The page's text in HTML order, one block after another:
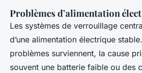
Problèmes d’alimentation
Les systèmes de verrouillage
d’une alimentation électrique
problèmes surviennent, la cause
souvent une batterie faible ou des